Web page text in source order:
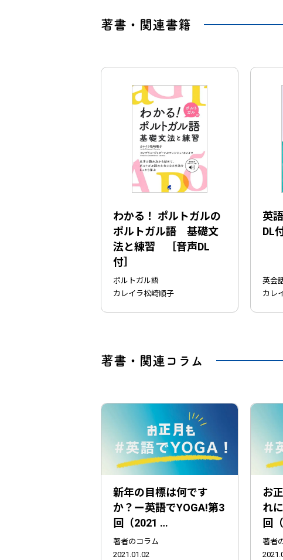
著書・関連書籍
わかる！ ポルトガルの
ポルトガル語 基礎文
法と練習 ［音声DL
付］
ポルトガル語
カレイラ松崎順子
英
DL
英会
カレ
著書・関連コラム
新年の目標は何です
か？ー英語でYOGA!第3
回（2021 …
著者のコラム
2021.01.02
お
れ
回
著者